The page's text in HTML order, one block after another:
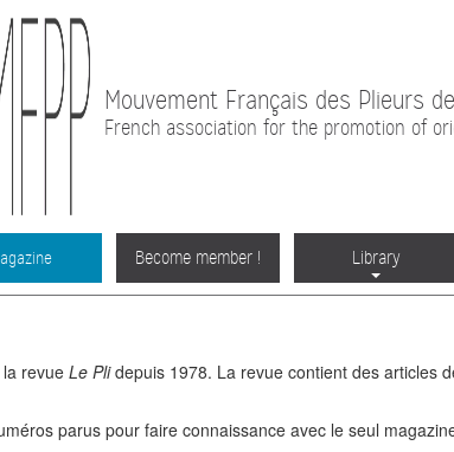
Mouvement Français des Plieurs
French association for the promotion of
Become member ! Library
revue Le Plidepuis 1978. La revue contient des articles
parus pour faire connaissance avec le seul